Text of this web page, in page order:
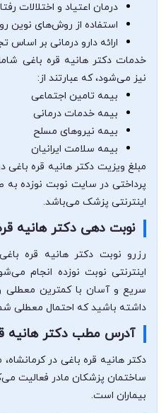
درمان اعتیاد و اختلالات
استفاده از روش‌های نوین
ارائه دارو درمانی بر اساس
خدمات دکتر هانیه قره باغی
نیز می‌شود، که عبارتند از:
بیمه تامین اجتماعی
بیمه خدمات درمانی
بیمه نیروهای مسلح
بیمه سلامت ایرانیان
مبلغ ویزیت دکتر هانیه قره
پرداختی در سایت نوبت نوزده
اینترنتی پزشک می‌باشد.
نوبت دهی دکتر هانیه
رزرو نوبت دکتر هانیه قره
اینترنتی نوبت نوزده انجام
سریع و آسان با کمترین معطلی
داشته باشید که احتمال معطلی
آدرس مطب دکتر هانیه
ساختمان پزشکان مادر فعالیت
بیماران است.